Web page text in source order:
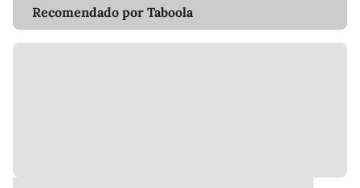
Recomendado por Taboola